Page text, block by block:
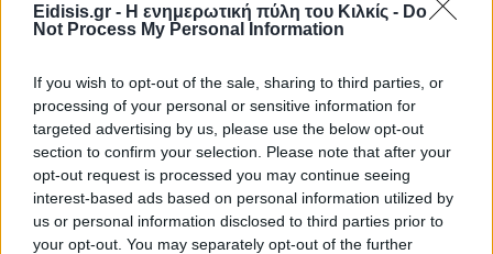
Eidisis.gr - Η ενημερωτική πύλη του Κιλκίς - Do
Not Process My Personal Information
If you wish to opt-out of the sale, sharing to third parties, or
processing of your personal or sensitive information for
targeted advertising by us, please use the below opt-out
section to confirm your selection. Please note that after your
opt-out request is processed you may continue seeing
interest-based ads based on personal information utilized by
us or personal information disclosed to third parties prior to
your opt-out. You may separately opt-out of the further